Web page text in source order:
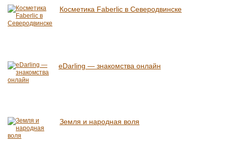
Косметика Faberlic в Северодвинске
eDarling — знакомства онлайн
Земля и народная воля